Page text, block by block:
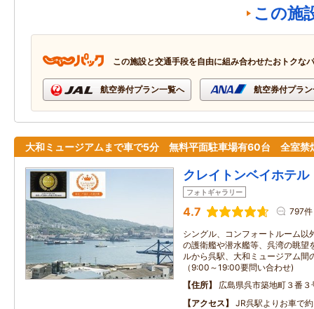
この施
この施設と交通手段を自由に組み合わせたおトクな
航空券付プラン一覧へ 航空券付プラ
大和ミュージアムまで車で5分 無料平面駐車場有60台 全室禁
クレイトンベイホテル
フォトギャラリー
4.7 797件
シングル、コンフォートルーム以
の護衛艦や潜水艦等、呉湾の眺望
ルから呉駅、大和ミュージアム間
（9:00～19:00要問い合わせ)
住所
広島県呉市築地町３番３
アクセス
JR呉駅よりお車で